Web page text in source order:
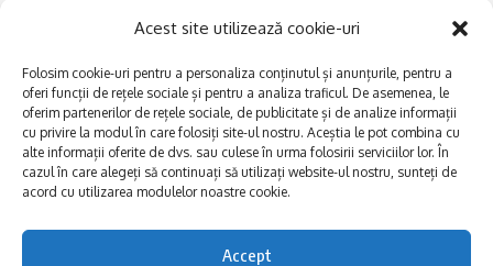
Acest site utilizează cookie-uri
Folosim cookie-uri pentru a personaliza conținutul și anunțurile, pentru a
oferi funcții de rețele sociale și pentru a analiza traficul. De asemenea, le
oferim partenerilor de rețele sociale, de publicitate și de analize informații
cu privire la modul în care folosiți site-ul nostru. Aceștia le pot combina cu
alte informații oferite de dvs. sau culese în urma folosirii serviciilor lor. În
cazul în care alegeți să continuați să utilizați website-ul nostru, sunteți de
acord cu utilizarea modulelor noastre cookie.
Accept
E xplorăm Dobrogea,
Explorăm valorile locale:
Deltă, Litoral, cele mai mari
biserici și mănăstiri, cele mai
Afaceri și meșteșuguri
Actualitate